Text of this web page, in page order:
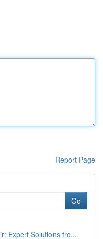
Report Page
Go
Expert Solutions fro...